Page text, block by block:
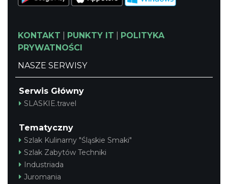
KONTAKT PUNKTY IT
POLITYKA
PRYWATNOŚCI
NASZE SERWISY
Serwis Główny
SLASKIE.travel
Tematyczny
Szlak Kulinarny "Śląskie Smaki"
Szlak Zabytów Techniki
Industriada
Juromania